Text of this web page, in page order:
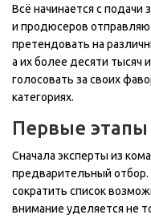
Всё начинается с подачи
и продюсеров
претендовать на
а их более десяти тысяч
голосовать за своих
категориях.
Первые этапы
Сначала эксперты из
предварительный отбор.
сократить список
внимание уделяется не